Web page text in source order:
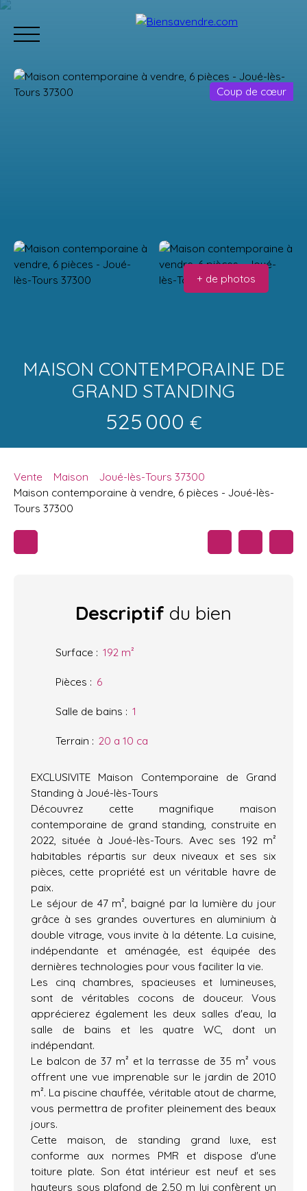
Coup de cœur
+ de photos
MAISON CONTEMPORAINE DE
GRAND STANDING
525 000 €
Vente Maison
Joué-lès-Tours 37300
Maison contemporaine à vendre, 6 pièces - Joué-lès-
Tours 37300
Descriptif du bien
Surface : 192 m²
Pièces : 6
Salle de bains : 1
Terrain : 20 a 10 ca
EXCLUSIVITE Maison Contemporaine de Grand
Standing à Joué-lès-Tours
Découvrez cette magnifique maison
contemporaine de grand standing, construite en
2022, située à Joué-lès-Tours. Avec ses 192 m²
habitables répartis sur deux niveaux et ses six
pièces, cette propriété est un véritable havre de
paix.
Le séjour de 47 m², baigné par la lumière du jour
grâce à ses grandes ouvertures en aluminium à
double vitrage, vous invite à la détente. La cuisine,
indépendante et aménagée, est équipée des
dernières technologies pour vous faciliter la vie.
Les cinq chambres, spacieuses et lumineuses,
sont de véritables cocons de douceur. Vous
apprécierez également les deux salles d'eau, la
salle de bains et les quatre WC, dont un
indépendant.
Le balcon de 37 m² et la terrasse de 35 m² vous
offrent une vue imprenable sur le jardin de 2010
m². La piscine chauffée, véritable atout de charme,
vous permettra de profiter pleinement des beaux
jours.
Cette maison, de standing grand luxe, est
conforme aux normes PMR et dispose d'une
toiture plate. Son état intérieur est neuf et ses
hauteurs sous plafond de 2.50 m lui confèrent un